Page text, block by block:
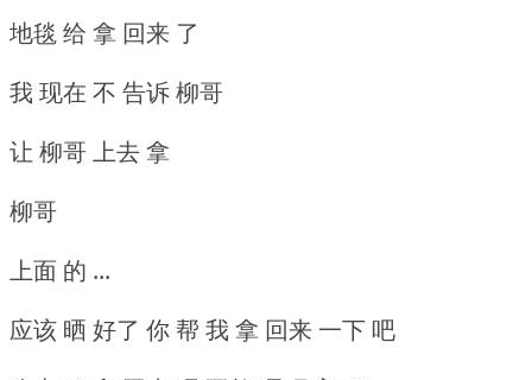
地毯 给 拿 回来 了
我 现在 不 告诉 柳哥
让 柳哥 上去 拿
柳哥
上面 的 ...
应该 晒 好了 你 帮 我 拿 回来 一下 吧